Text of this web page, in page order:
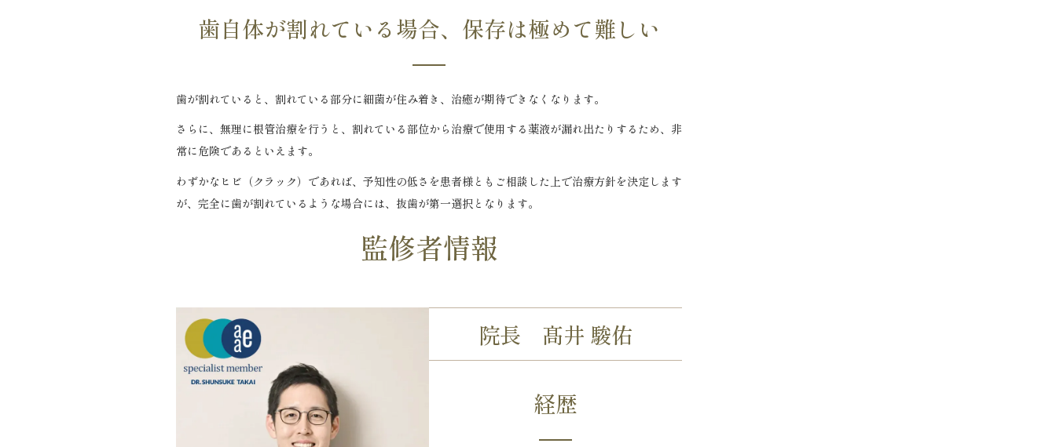
歯自体が割れている場合、保存は極めて難しい
歯が割れていると、割れている部分に細菌が住み着き、治癒が期待できなくなります。
さらに、無理に根管治療を行うと、割れている部位から治療で使用する薬液が漏れ出たりするため、非
常に危険であるといえます。
わずかなヒビ（クラック）であれば、予知性の低さを患者様ともご相談した上で治療方針を決定します
が、完全に歯が割れているような場合には、抜歯が第一選択となります。
監修者情報
院長 髙井 駿佑
経歴